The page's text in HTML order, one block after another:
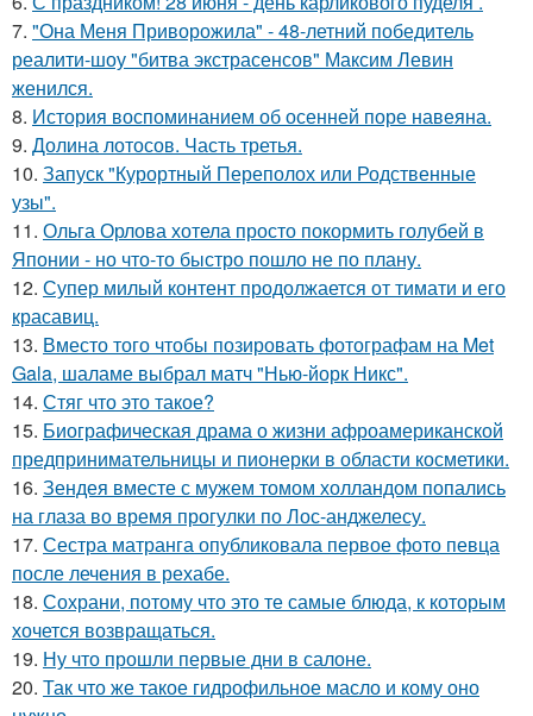
7. "Она Меня Приворожила" - 48-летний победитель
реалити-шоу "битва экстрасенсов" Максим Левин
женился.
8. История воспоминанием об осенней поре навеяна.
9. Долина лотосов. Часть третья.
10. Запуск "Курортный Переполох или Родственные
узы".
11. Ольга Орлова хотела просто покормить голубей в
Японии - но что-то быстро пошло не по плану.
12. Супер милый контент продолжается от тимати и его
красавиц.
13. Вместо того чтобы позировать фотографам на Met
Gala, шаламе выбрал матч "Нью-йорк Никс".
14. Стяг что это такое?
15. Биографическая драма о жизни афроамериканской
предпринимательницы и пионерки в области косметики.
16. Зендея вместе с мужем томом холландом попались
на глаза во время прогулки по Лос-анджелесу.
17. Сестра матранга опубликовала первое фото певца
после лечения в рехабе.
18. Сохрани, потому что это те самые блюда, к которым
хочется возвращаться.
19. Ну что прошли первые дни в салоне.
20. Так что же такое гидрофильное масло и кому оно